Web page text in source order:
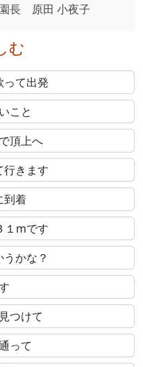
園長 原田 小夜子
む
って出発
こと
頂上へ
行きます
到着
１mです
かな？
つけて